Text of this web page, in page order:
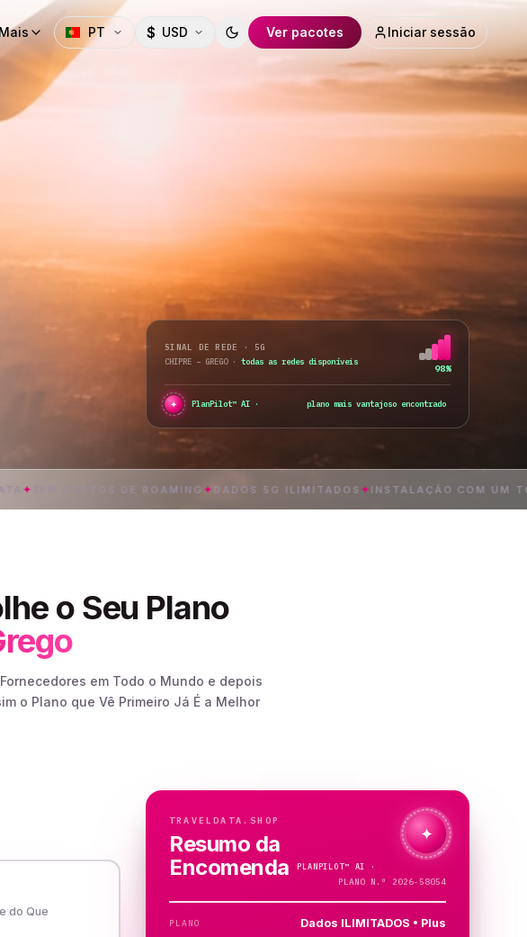
Mais PT $ USD Toggle theme
Ver pacotes Iniciar sessão
SINAL DE REDE · 5G
CHIPRE – GREGO· todas as redes disponíveis
98%
✦ ● PlanPilot™ AI · plano mais vantajoso encontrado
CUSTOS DE ROAMING✦DADOS 5G ILIMITADOS ✦INSTALAÇÃO COM UM TOQUE ✦
o Seu Plano
em Todo o Mundo e depois
o Plano que Vê Primeiro Já É a Melhor
do Que
TRAVELDATA.SHOP
Resumo da
Encomenda
✦
PLANPILOT™ AI ·
PLANO N.º 2026-58054
PLANO Dados ILIMITADOS • Plus